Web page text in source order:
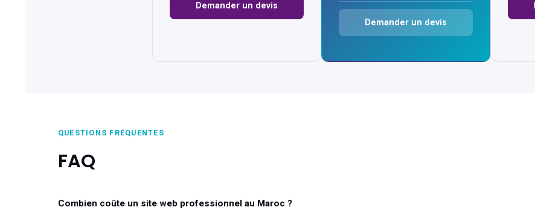
Demander un devis
Demander un devis
QUESTIONS FRÉQUENTES
FAQ
Combien coûte un site web professionnel au Maroc ?